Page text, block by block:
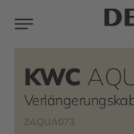
KWC
ZAQUA073